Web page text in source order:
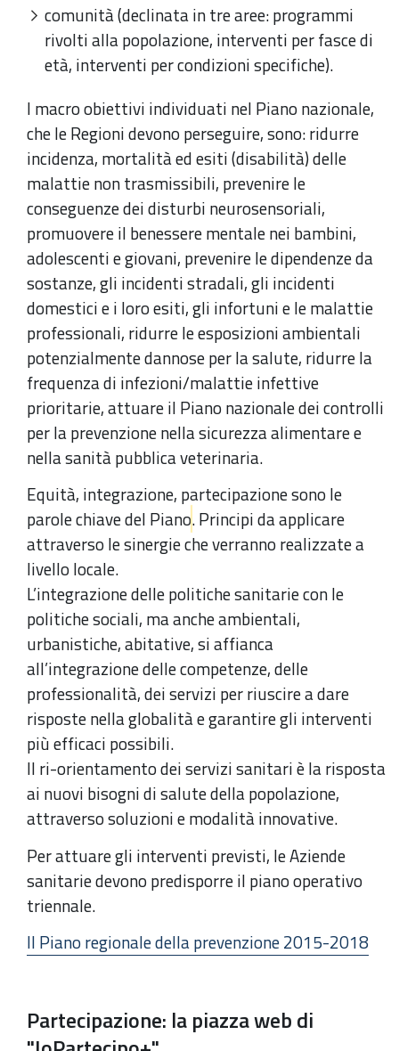
comunità (declinata in tre aree: programmi
rivolti alla popolazione, interventi per fasce di
età, interventi per condizioni specifiche).
I macro obiettivi individuati nel Piano nazionale,
che le Regioni devono perseguire, sono: ridurre
incidenza, mortalità ed esiti (disabilità) delle
malattie non trasmissibili, prevenire le
conseguenze dei disturbi neurosensoriali,
promuovere il benessere mentale nei bambini,
adolescenti e giovani, prevenire le dipendenze da
sostanze, gli incidenti stradali, gli incidenti
domestici e i loro esiti, gli infortuni e le malattie
professionali, ridurre le esposizioni ambientali
potenzialmente dannose per la salute, ridurre la
frequenza di infezioni/malattie infettive
prioritarie, attuare il Piano nazionale dei controlli
per la prevenzione nella sicurezza alimentare e
nella sanità pubblica veterinaria.
Equità, integrazione, partecipazione sono le
parole chiave del Piano. Principi da applicare
attraverso le sinergie che verranno realizzate a
livello locale.
L’integrazione delle politiche sanitarie con le
politiche sociali, ma anche ambientali,
urbanistiche, abitative, si affianca
all’integrazione delle competenze, delle
professionalità, dei servizi per riuscire a dare
risposte nella globalità e garantire gli interventi
più efficaci possibili.
Il ri-orientamento dei servizi sanitari è la risposta
ai nuovi bisogni di salute della popolazione,
attraverso soluzioni e modalità innovative.
Per attuare gli interventi previsti, le Aziende
sanitarie devono predisporre il piano operativo
triennale.
Il Piano regionale della prevenzione 2015-2018
Partecipazione: la piazza web di